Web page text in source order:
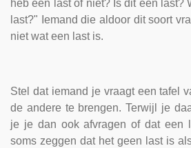
heb een last of niet? Is dit een last?
last?" Iemand die aldoor dit soort
niet wat een last is.
Stel dat iemand je vraagt een tafel
de andere te brengen. Terwijl je
je je dan ook afvragen of dat een
soms zeggen dat het geen last is